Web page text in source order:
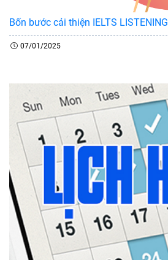
Bốn bước cải thiện IELTS LISTENING
07/01/2025